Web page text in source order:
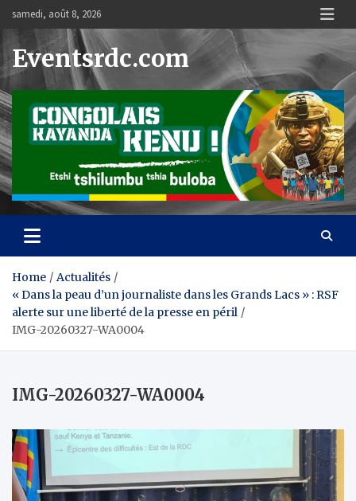
content
samedi, août 8, 2026
Eventsrdc.com
Home
Actualités
« Dans la peau d’un journaliste dans les Grands Lacs » : RSF
alerte sur une liberté de la presse en péril
IMG-20260327-WA0004
IMG-20260327-WA0004